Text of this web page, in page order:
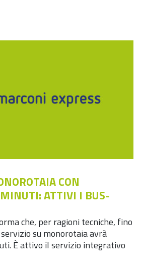
CON
ATTIVI I BUS-
che, per ragioni tecniche, fino
su monorotaia avrà
È attivo il servizio integrativo